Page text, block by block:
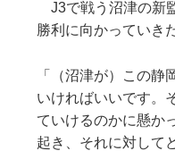
J3で戦う沼津の新
勝利に向かっていき
「（沼津が）この
いければいいです。
ていけるのかに懸か
起き、それに対して